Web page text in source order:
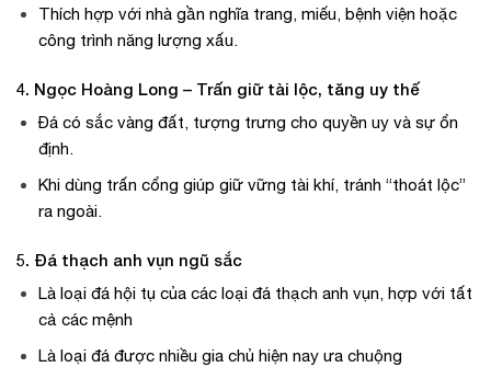
Thích hợp với nhà gần nghĩa trang, miếu, bệnh viện hoặc
công trình năng lượng xấu.
4. Ngọc Hoàng Long – Trấn giữ tài lộc, tăng uy thế
Đá có sắc vàng đất, tượng trưng cho quyền uy và sự ổn
định.
Khi dùng trấn cổng giúp giữ vững tài khí, tránh “thoát lộc”
ra ngoài.
5. Đá thạch anh vụn ngũ sắc
Là loại đá hội tụ của các loại đá thạch anh vụn, hợp với tất
cả các mệnh
Là loại đá được nhiều gia chủ hiện nay ưa chuộng